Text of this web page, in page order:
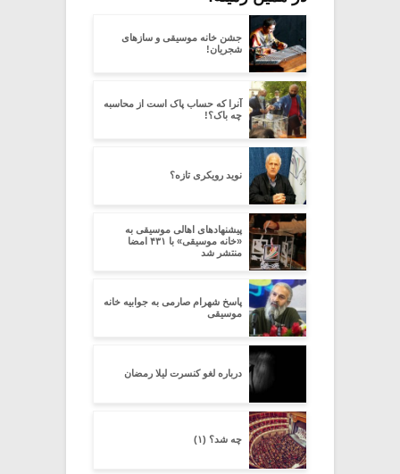
جشن خانه موسیقی و سازهای
شجریان!
آنرا که حساب پاک است از محاسبه
چه باک؟!
نوید رویکری تازه؟
پیشنهاد‌های اهالی موسیقی به
«خانه موسیقی» با ۴۳۱ امضا
منتشر شد
پاسخ شهرام صارمی به جوابیه خانه
موسیقی
درباره لغو کنسرت لیلا رمضان
چه شد؟ (۱)